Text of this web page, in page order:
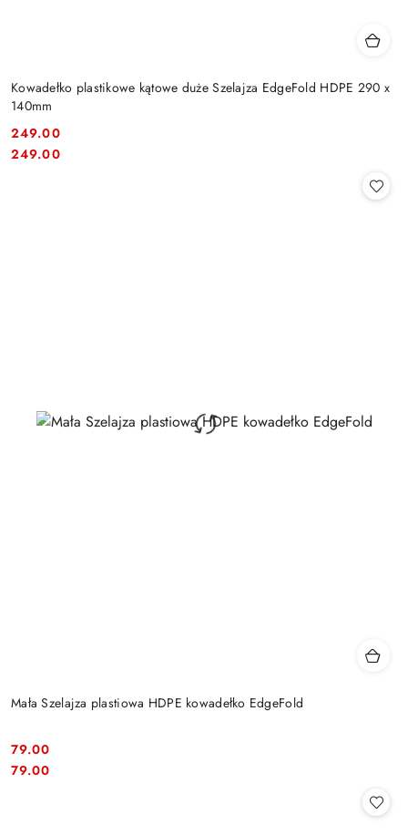
Kowadełko plastikowe kątowe duże Szelajza EdgeFold HDPE 290 x
140mm
Cena:
249.00
Cena:
249.00
Mała Szelajza plastiowa HDPE kowadełko EdgeFold
Cena:
79.00
Cena:
79.00